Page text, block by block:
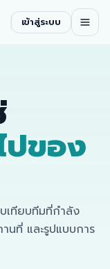
เข้าสู่ระบบ
ปของ
เทียบทีมที่กำลัง
นที่ และรูปแบบการ